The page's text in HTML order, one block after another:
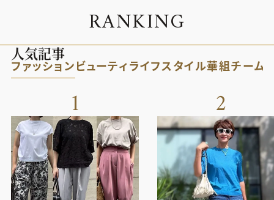
RANKING
人気記事
ファッション ビューティライフスタイル華組チーム
1 2